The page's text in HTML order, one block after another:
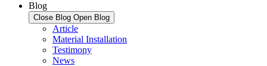
Blog
Close Blog Open Blog
Article
Material Installation
Testimony
News